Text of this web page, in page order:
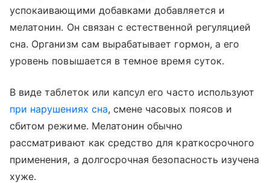
успокаивающими добавками добавляется и
мелатонин. Он связан с естественной регуляцией
сна. Организм сам вырабатывает гормон, а его
уровень повышается в темное время суток.
В виде таблеток или капсул его часто используют
при нарушениях сна, смене часовых поясов и
сбитом режиме. Мелатонин обычно
рассматривают как средство для краткосрочного
применения, а долгосрочная безопасность изучена
хуже.